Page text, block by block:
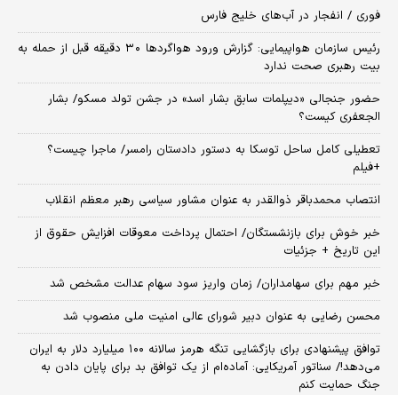
فوری / انفجار در آب‌های خلیج فارس
رئیس سازمان هواپیمایی: گزارش ورود هواگردها ٣٠ دقیقه قبل از حمله به
بیت رهبری صحت ندارد
حضور جنجالی «دیپلمات سابق بشار اسد» در جشن تولد مسکو/ بشار
الجعفری کیست؟
تعطیلی کامل ساحل توسکا به دستور دادستان رامسر/ ماجرا چیست؟
+فیلم
انتصاب محمدباقر ذوالقدر به عنوان مشاور سیاسی رهبر معظم انقلاب
خبر خوش برای بازنشستگان/ احتمال پرداخت معوقات افزایش حقوق از
این تاریخ + جزئیات
خبر مهم برای سهامداران/ زمان واریز سود سهام عدالت مشخص شد
محسن رضایی به عنوان دبیر شورای عالی امنیت ملی منصوب شد
توافق پیشنهادی برای بازگشایی تنگه هرمز سالانه ۱۰۰ میلیارد دلار به ایران
می‌دهد!/ سناتور آمریکایی: آماده‌ام از یک توافق بد برای پایان دادن به
جنگ حمایت کنم